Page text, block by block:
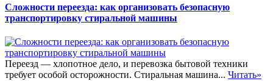
Сложности переезда: как организовать безопасную
транспортировку стиральной машины
Переезд — хлопотное дело, и перевозка бытовой техники
требует особой осторожности. Стиральная машина... Читать»